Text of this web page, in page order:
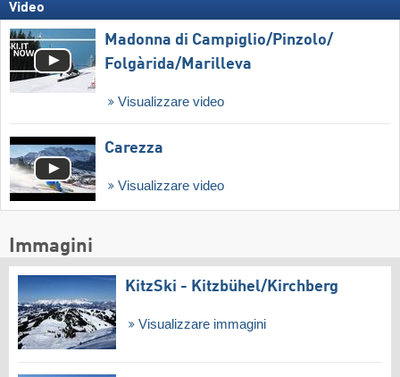
Video
Madonna di Campiglio/​Pinzolo/​
Folgàrida/​Marilleva
Visualizzare video
Carezza
Visualizzare video
Immagini
KitzSki - Kitzbühel/​Kirchberg
Visualizzare immagini